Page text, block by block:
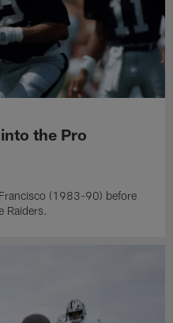
the Pro
(1983-90) before
Raiders.